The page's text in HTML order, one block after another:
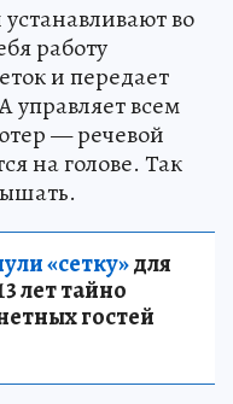
во
работу
и передает
управляет всем
— речевой
на голове. Так
«сетку»для
лет тайно
гостей